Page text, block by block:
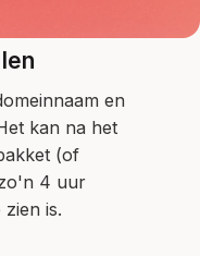
en
kan na het
(of
4 uur
is.